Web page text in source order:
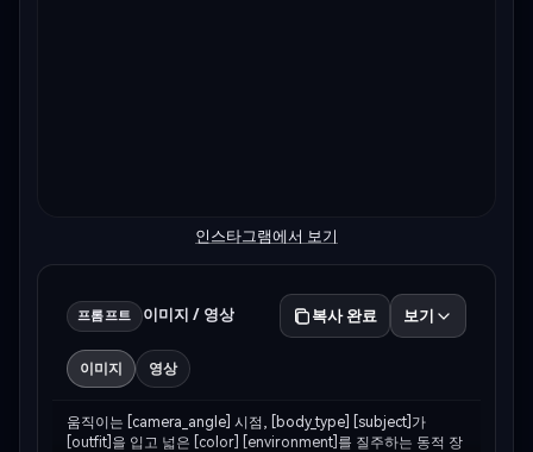
인스타그램에서 보기
프롬프트 이미지 / 영상 복사 완료 보기
이미지 영상
움직이는 [camera_angle] 시점, [body_type] [subject]가
[outfit]을 입고 넓은 [color] [environment]를 질주하는 동적 장